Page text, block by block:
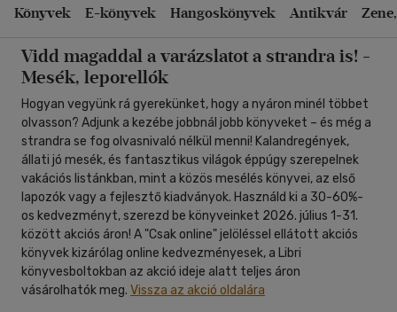
Könyvek E-könyvek Hangoskönyvek Antikvár
Vidd magaddal a varázslatot a strandra is! -
Mesék, leporellók
Hogyan vegyünk rá gyerekünket, hogy a nyáron minél többet
olvasson? Adjunk a kezébe jobbnál jobb könyveket – és még a
strandra se fog olvasnivaló nélkül menni! Kalandregények,
állati jó mesék, és fantasztikus világok éppúgy szerepelnek
vakációs listánkban, mint a közös mesélés könyvei, az első
lapozók vagy a fejlesztő kiadványok. Használd ki a 30-60%-
os kedvezményt, szerezd be könyveinket 2026. július 1-31.
között akciós áron! A "Csak online" jelöléssel ellátott akciós
könyvek kizárólag online kedvezményesek, a Libri
könyvesboltokban az akció ideje alatt teljes áron
vásárolhatók meg. Vissza az akció oldalára
Ár szerint
2500 Ft - 4500 Ft
4500 Ft felett
(21)
Korosztály szerint
Gyermek(80)
0 - 3 év
3 - 6 év(31)
mind(18)
Ifjúsági(37)
Ár szerint csökkenő
Eladott darabszám szerint csökkenő
Eladott darabszám szerint növekvő
Cím szerint A-Z
Szerző szerint A-Z
Megjelenítés
20 db / oldal
40 db / oldal